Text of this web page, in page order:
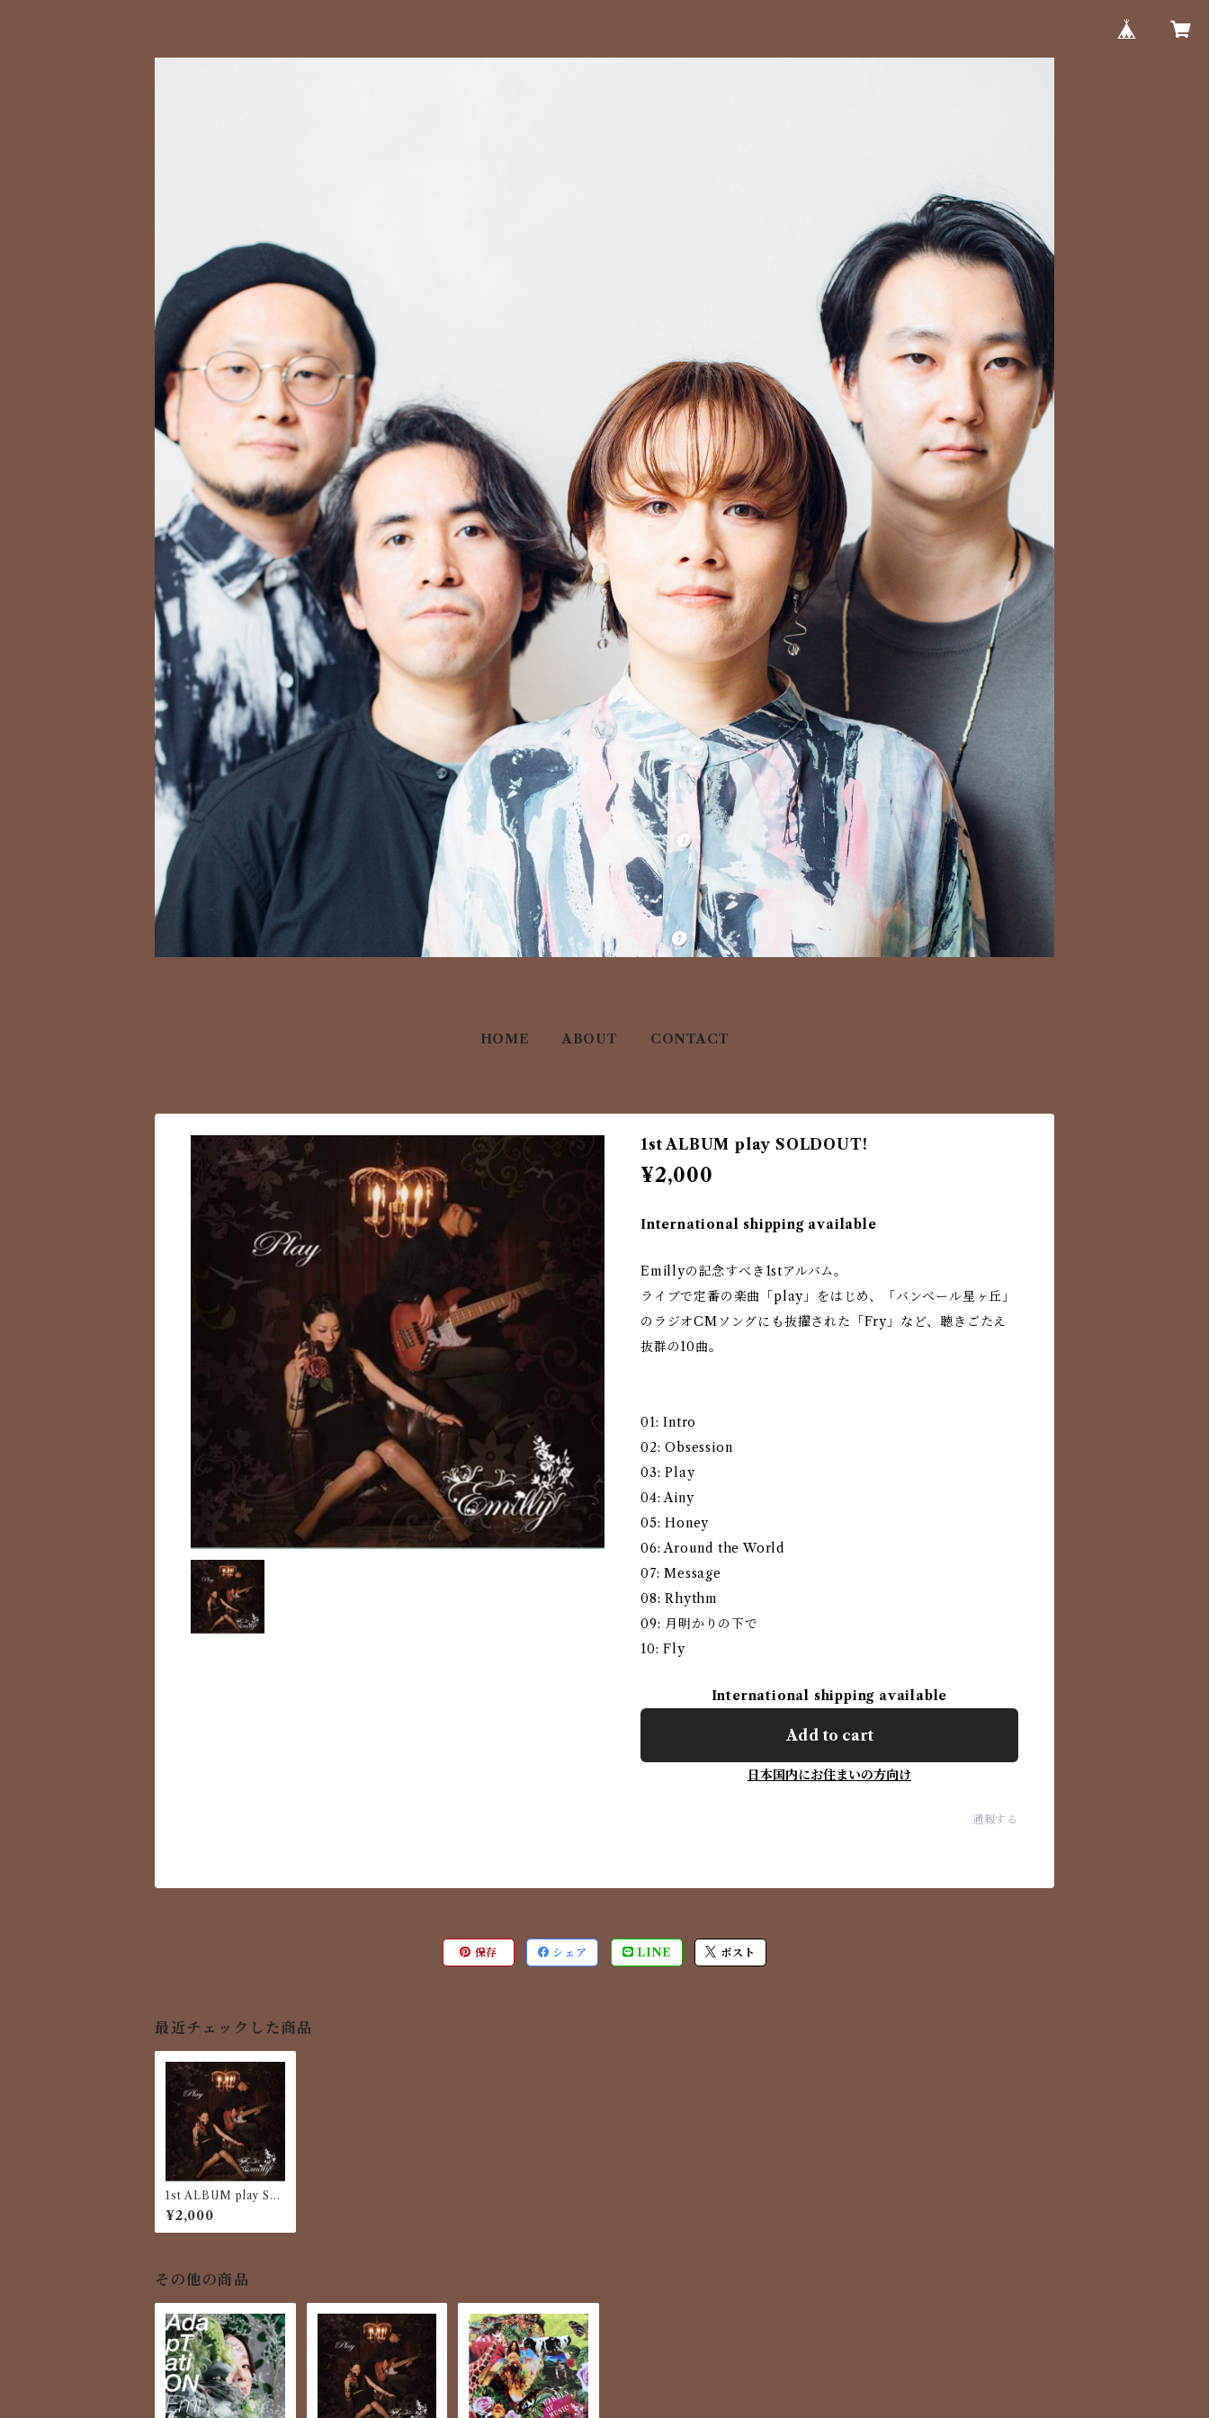
HOME ABOUT CONTACT
1st ALBUM play SOLDOUT!
¥2,000
International shipping available
Emillyの記念すべき1stアルバム。
ライブで定番の楽曲「play」をはじめ、「バンベール星ヶ丘」
のラジオCMソングにも抜擢された「Fry」など、聴きごたえ
抜群の10曲。
01: Intro
02: Obsession
03: Play
04: Ainy
05: Honey
06: Around the World
07: Message
08: Rhythm
09: 月明かりの下で
10: Fly
International shipping available
Add to cart
日本国内にお住まいの方向け
通報する
保存 シェア LINE ポスト
最近チェックした商品
1st ALBUM play SO
LDOUT!
¥2,000
その他の商品